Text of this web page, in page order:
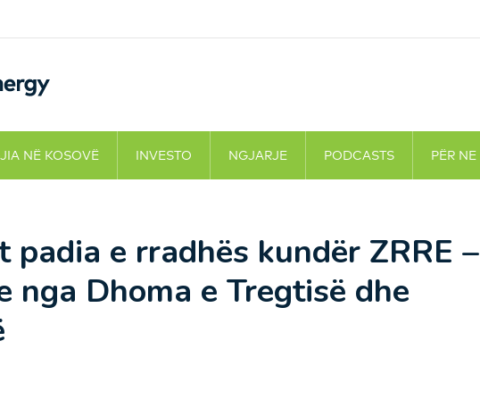
NË KOSOVË INVESTO NGJARJE PODCASTS PËR NE
padia e rradhës kundër ZRRE –
nga Dhoma e Tregtisë dhe